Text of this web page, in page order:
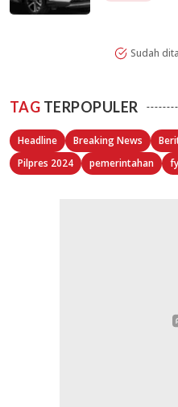
Sudah
TAG TERPOPULER
Headline Breaking News
Pilpres 2024
pemerintahan